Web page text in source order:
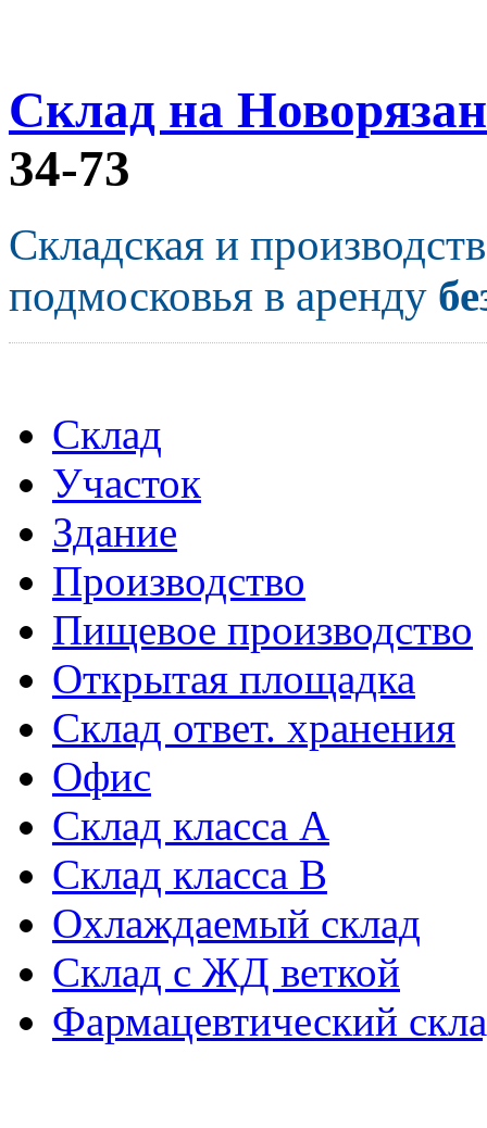
Склад на
34-73
Складская и
подмосковья в аренду
Склад
Участок
Здание
Производство
Пищевое производство
Открытая площадка
Склад ответ. хранения
Офис
Склад класса A
Склад класса B
Охлаждаемый склад
Склад с ЖД веткой
Фармацевтический